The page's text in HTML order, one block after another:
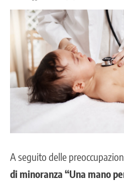
A seguito delle
di minoranza “Una mano